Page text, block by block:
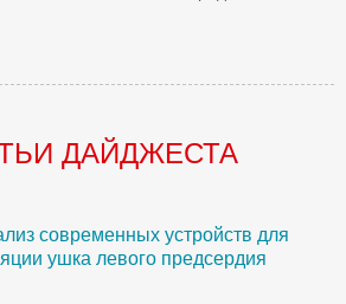
ДАЙДЖЕСТА
современных устройств для
ушка левого предсердия